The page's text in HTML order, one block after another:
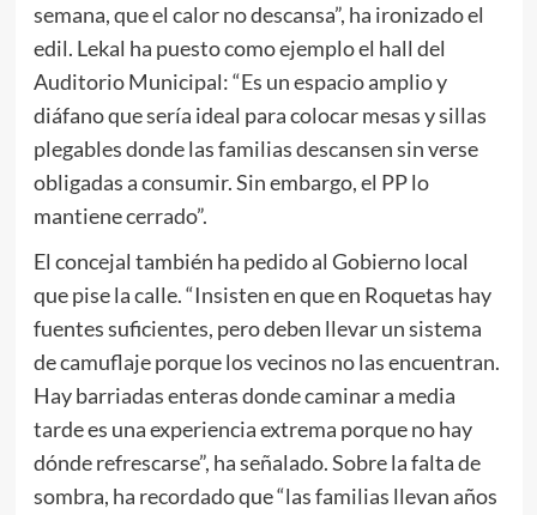
semana, que el calor no descansa”, ha ironizado el
edil. Lekal ha puesto como ejemplo el hall del
Auditorio Municipal: “Es un espacio amplio y
diáfano que sería ideal para colocar mesas y sillas
plegables donde las familias descansen sin verse
obligadas a consumir. Sin embargo, el PP lo
mantiene cerrado”.
El concejal también ha pedido al Gobierno local
que pise la calle. “Insisten en que en Roquetas hay
fuentes suficientes, pero deben llevar un sistema
de camuflaje porque los vecinos no las encuentran.
Hay barriadas enteras donde caminar a media
tarde es una experiencia extrema porque no hay
dónde refrescarse”, ha señalado. Sobre la falta de
sombra, ha recordado que “las familias llevan años